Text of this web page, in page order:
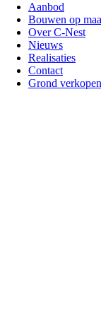
Aanbod
Bouwen op
Over C-Nest
Nieuws
Realisaties
Contact
Grond